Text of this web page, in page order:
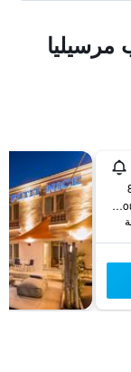
مرسيليا
36 Boulevard Charles Livon, مرسيليا, إقليم بوش دو رون, فرنسا